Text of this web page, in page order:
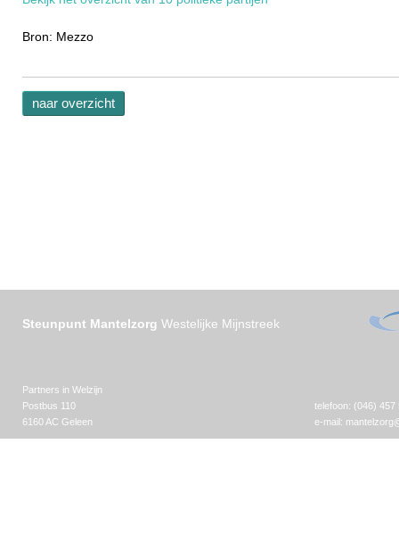
Bron: Mezzo
naar overzicht
Steunpunt Mantelzorg Westelijke Mijnstreek
Partners in Welzijn
Postbus 110
6160 AC Geleen
telefoon: (046) 457
e-mail: